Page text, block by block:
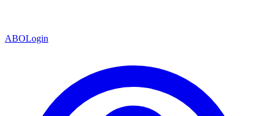
ABOLogin